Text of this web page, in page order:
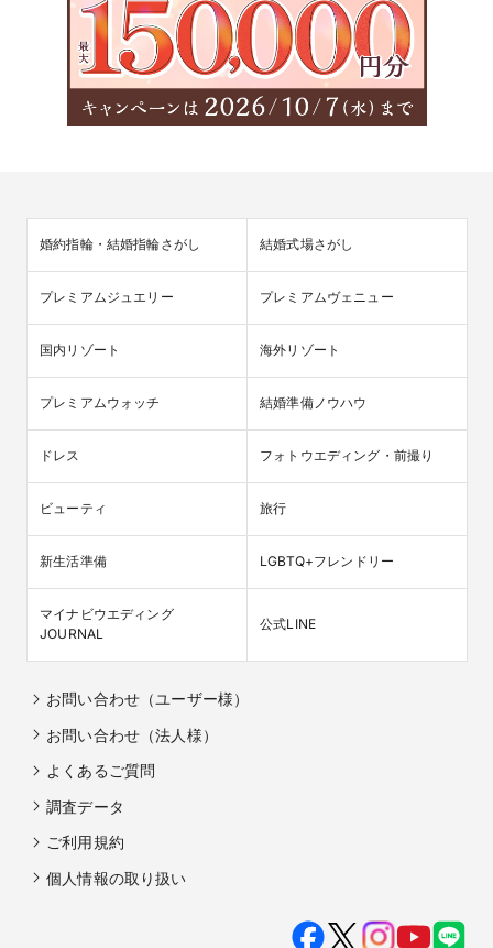
婚約指輪・結婚指輪さがし 結婚式場さがし
プレミアムジュエリー プレミアムヴェニュー
国内リゾート 海外リゾート
プレミアムウォッチ 結婚準備ノウハウ
ドレス フォトウエディング・前撮り
ビューティ 旅行
新生活準備 LGBTQ+フレンドリー
マイナビウエディング
JOURNAL
公式LINE
お問い合わせ（ユーザー様）
お問い合わせ（法人様）
よくあるご質問
調査データ
ご利用規約
個人情報の取り扱い